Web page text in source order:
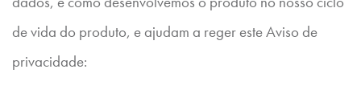
de vida do produto, e ajudam a reger este Aviso de
privacidade: